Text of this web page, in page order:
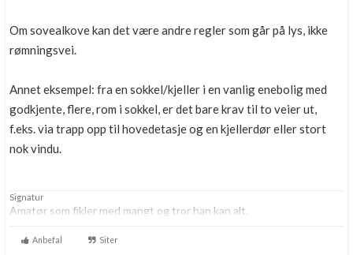
Om sovealkove kan det være andre regler som går på lys, ikke
rømningsvei.
Annet eksempel: fra en sokkel/kjeller i en vanlig enebolig med
godkjente, flere, rom i sokkel, er det bare krav til to veier ut,
f.eks. via trapp opp til hovedetasje og en kjellerdør eller stort
nok vindu.
Signatur
Amatør som fikler med mangt og tror han kan alt.
Anbefal Siter